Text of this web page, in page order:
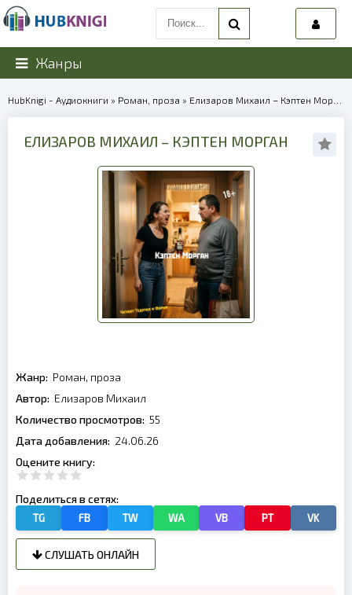
Жанры
HubKnigi - Аудиокниги » Роман, проза » Елизаров Михаил – Кэптен Морган | 40240
ЕЛИЗАРОВ МИХАИЛ – КЭПТЕН МОРГАН
Жанр: Роман, проза
Автор: Елизаров Михаил
Количество просмотров: 55
Дата добавления: 24.06.26
Оцените книгу:
Поделиться в сетях:
TG FB TW WA VB PT VK
СЛУШАТЬ ОНЛАЙН